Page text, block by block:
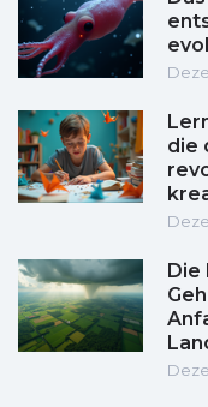
die
Die